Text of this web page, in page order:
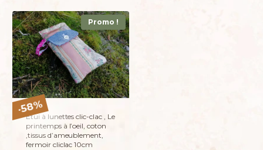
Promo !
-58%
Etui à lunettes clic-clac , Le
printemps à l’oeil, coton
,tissus d’ameublement,
fermoir cliclac 10cm